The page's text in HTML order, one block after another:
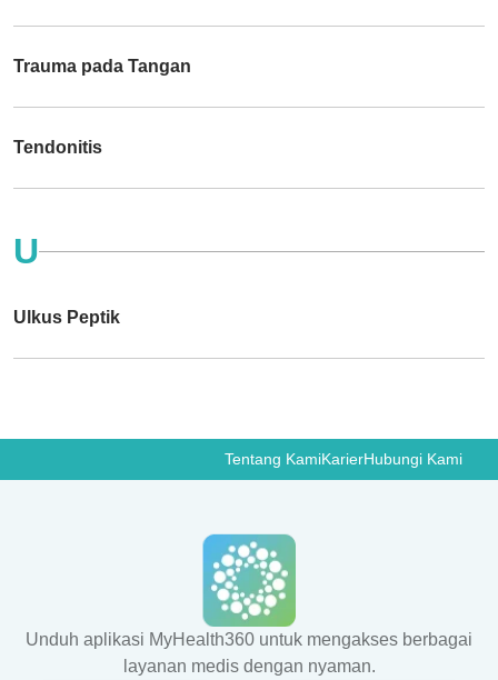
Trauma pada Tangan
Tendonitis
U
Ulkus Peptik
Tentang KamiKarierHubungi Kami
Unduh aplikasi MyHealth360 untuk mengakses berbagai
layanan medis dengan nyaman.